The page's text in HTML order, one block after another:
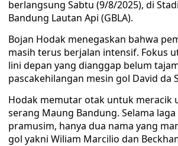
berlangsung Sabtu (9/8/2025), di
Bandung Lautan Api (GBLA).
Bojan Hodak menegaskan bahwa
masih terus berjalan intensif. Fokus
lini depan yang dianggap belum
pascakehilangan mesin gol David da
Hodak memutar otak untuk meracik
serang Maung Bandung. Selama
pramusim, hanya dua nama yang
gol yakni Wiliam Marcilio dan